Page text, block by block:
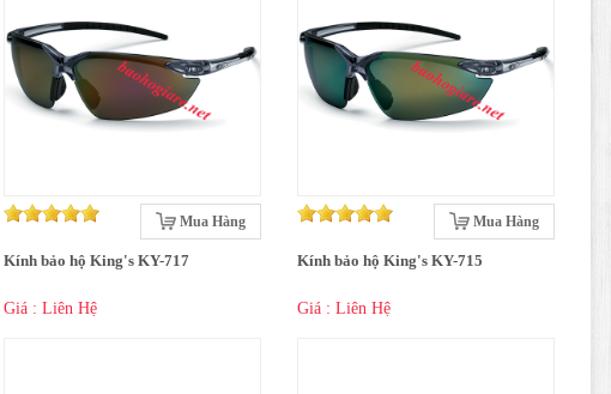
Mua Hàng
Kính bảo hộ King's KY-717
Giá : Liên Hệ
Mua Hàng
Kính bảo hộ King's KY-715
Giá : Liên Hệ